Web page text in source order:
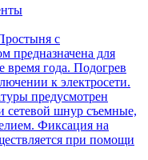
с
предназначена для
время года. Подогрев
к электросети.
предусмотрен
сетевой шнур съемные,
Фиксация на
при помощи